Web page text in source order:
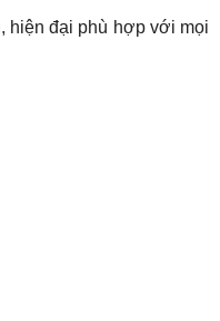
hiện đại phù hợp với mọi